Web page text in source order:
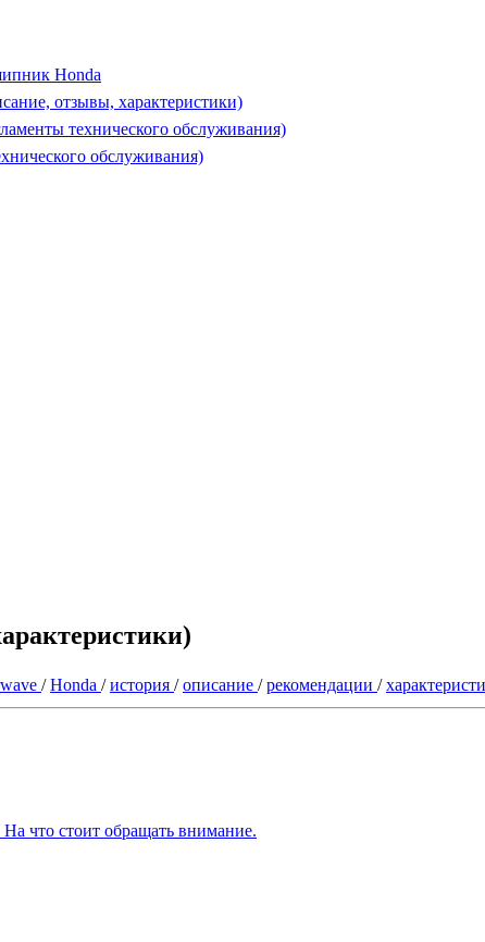
Honda
отзывы, характеристики)
технического обслуживания)
обслуживания)
/Honda /история /описание /рекомендации /
что стоит обращать внимание.